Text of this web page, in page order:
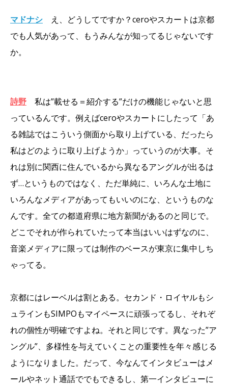
マドナシ
え、どうしてですか？ceroやスカートは京都
でも人気があって、もうみんなが知ってるじゃないです
か。
詩野
私は”載せる＝紹介する”だけの機能じゃないと思
っているんです。例えばceroやスカートにしたって「あ
る雑誌ではこういう側面から取り上げている、だったら
私はどのように取り上げようか」っていうのが大事。そ
れは別に関西に住んでいるから異なるアングルが出るは
ず…というものではなく、ただ単純に、いろんな土地に
いろんなメディアがあってもいいのにな、というものな
んです。全ての都道府県に地方新聞があるのと同じで。
どこでそれが作られていたって本当はいいはずなのに、
音楽メディアに限っては制作のベースが東京に集中しち
ゃってる。
京都にはレーベルは割とある。セカンド・ロイヤルもシ
ュラインもSIMPOもマイペースに頑張ってるし、それぞ
れの個性が明確ですよね。それと同じです。異なった”ア
ングル”、多様性を与えていくことの重要性を年々感じる
ようになりました。だって、今なんてインタビューはメ
ールやネット通話ででもできるし、第一インタビューに